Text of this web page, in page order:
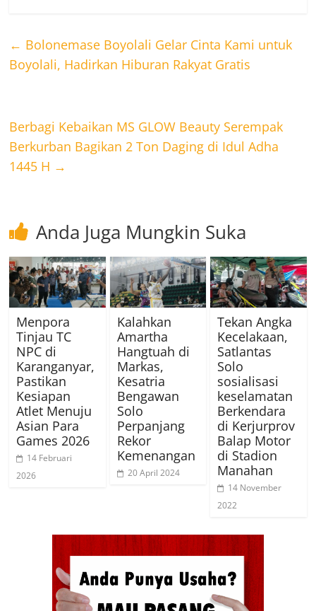
← Bolonemase Boyolali Gelar Cinta Kami untuk
Boyolali, Hadirkan Hiburan Rakyat Gratis
Berbagi Kebaikan MS GLOW Beauty Serempak
Berkurban Bagikan 2 Ton Daging di Idul Adha
1445 H →
Anda Juga Mungkin Suka
Menpora
Tinjau TC
NPC di
Karanganyar,
Pastikan
Kesiapan
Atlet Menuju
Asian Para
Games 2026
14 Februari
2026
Kalahkan
Amartha
Hangtuah di
Markas,
Kesatria
Bengawan
Solo
Perpanjang
Rekor
Kemenangan
20 April 2024
Tekan Angka
Kecelakaan,
Satlantas
Solo
sosialisasi
keselamatan
Berkendara
di Kerjurprov
Balap Motor
di Stadion
Manahan
14 November
2022